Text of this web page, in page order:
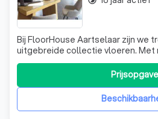
Bij FloorHouse Aartselaar zijn we
uitgebreide collectie vloeren. Met
in onze vernieuwde showroom,
scala aan opties voor elke smaak
ambachtelijke houten vloeren in
de meest innovatieve generatie
Prijsopgave